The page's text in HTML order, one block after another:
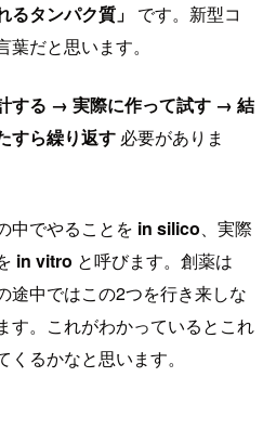
るタンパク質」 です。新型コ
だと思います。
計する → 実際に作って試す → 結
すら繰り返す 必要がありま
中でやることを in silico、実際
in vitro と呼びます。創薬は
途中ではこの2つを行き来しな
す。これがわかっているとこれ
るかなと思います。